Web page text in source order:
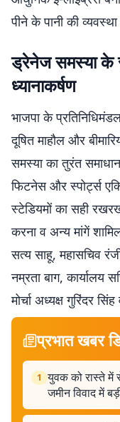
पीने के पानी की
ड्रेनेज समस्या के
ध्यानाकर्षण
भाजपा के
दूषित माहौल और
समस्या का तुरंत
फिटनेस और स्पोर्ट्स
स्टेडियमों का सही
करना व अन्य मांगें
सत्य साहू, महासचिव
नम्रता बाग, कार्यालय
मोर्चा अध्यक्ष गुरिंदर
प्रभात खबर
1 युवक को रास्ते में
जमीन विवाद में